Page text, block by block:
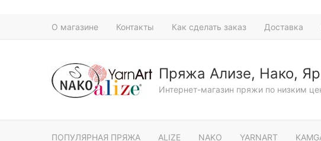
О магазине Контакты Как сделать заказ Доставка
Пряжа Ализе, Нако,
Интернет-магазин пряжи по низким
ПОПУЛЯРНАЯ ПРЯЖА ALIZE NAKO YARNART